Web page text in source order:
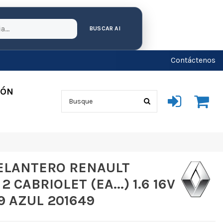
BUSCAR AI
Contáctenos
RENAULT
CABRIOLET (EA...) 1.6 16V
AZUL 201649